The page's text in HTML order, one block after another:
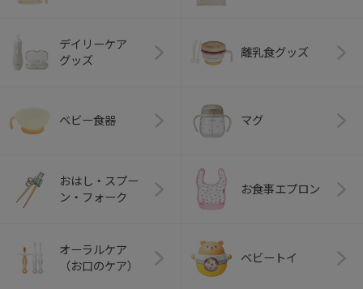
デイリーケア
グッズ
離乳食グッズ
ベビー食器 マグ
おはし・スプー
ン・フォーク
お食事エプロン
オーラルケア
（お口のケア）
ベビートイ